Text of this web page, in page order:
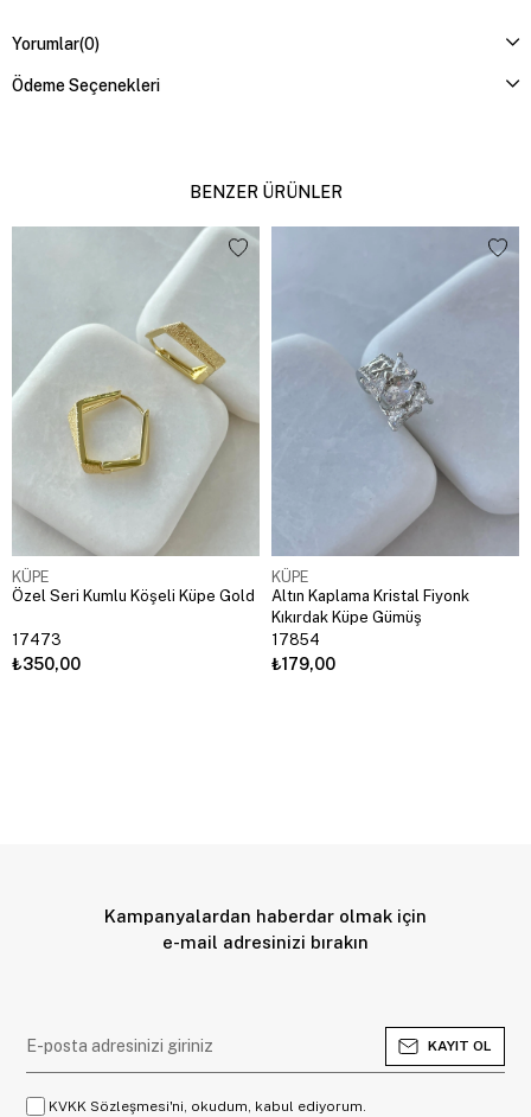
Yorumlar(0)
Ödeme Seçenekleri
BENZER ÜRÜNLER
KÜPE
Özel Seri Kumlu Köşeli Küpe Gold
17473
₺350,00
KÜPE
Altın Kaplama Kristal Fiyonk
Kıkırdak Küpe Gümüş
17854
₺179,00
Kampanyalardan haberdar olmak için
e-mail adresinizi bırakın
KAYIT OL
KVKK Sözleşmesi'ni, okudum, kabul ediyorum.